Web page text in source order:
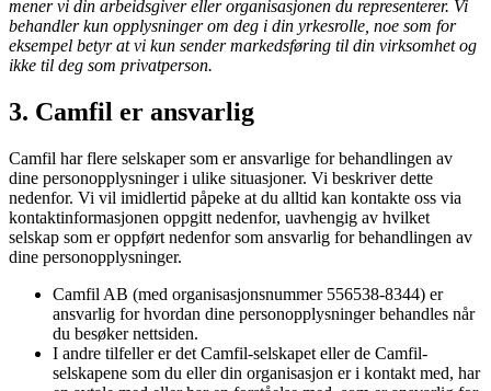
mener vi din arbeidsgiver eller organisasjonen du representerer. Vi
behandler kun opplysninger om deg i din yrkesrolle, noe som for
eksempel betyr at vi kun sender markedsføring til din virksomhet og
ikke til deg som privatperson.
3. Camfil er ansvarlig
Camfil har flere selskaper som er ansvarlige for behandlingen av
dine personopplysninger i ulike situasjoner. Vi beskriver dette
nedenfor. Vi vil imidlertid påpeke at du alltid kan kontakte oss via
kontaktinformasjonen oppgitt nedenfor, uavhengig av hvilket
selskap som er oppført nedenfor som ansvarlig for behandlingen av
dine personopplysninger.
Camfil AB (med organisasjonsnummer 556538-8344) er
ansvarlig for hvordan dine personopplysninger behandles når
du besøker nettsiden.
I andre tilfeller er det Camfil-selskapet eller de Camfil-
selskapene som du eller din organisasjon er i kontakt med, har